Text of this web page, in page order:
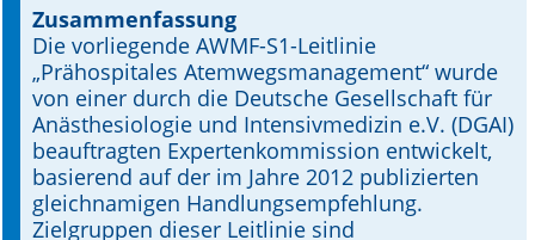
Autoren-Service
Bestell-Service
Stellenmarkt
Kongresskalender
Zusammenfassung
Die vorliegende AWMF-S1-Leitlinie
„Prähospitales Atemwegsmanagement“ wurde
von einer durch die Deutsche Gesellschaft für
Anästhesiologie und Intensivmedizin e.V. (DGAI)
beauftragten Expertenkommission entwickelt,
basierend auf der im Jahre 2012 publizierten
gleichnamigen Handlungsempfehlung.
Zielgruppen dieser Leitlinie sind